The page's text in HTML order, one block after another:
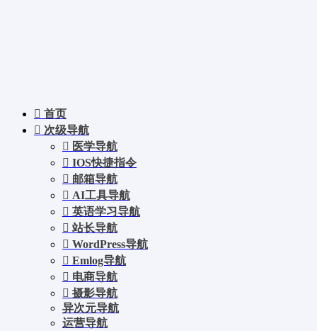
首页
次级导航
医学导航
IOS快捷指令
邮箱导航
AI工具导航
英语学习导航
站长导航
WordPress导航
Emlog导航
电商导航
摄影导航
异次元导航
运营导航